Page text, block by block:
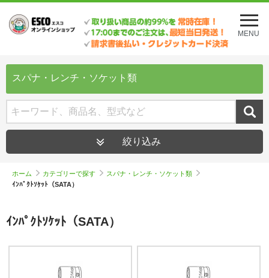
メ
ニ
ュ
を
MENU
スパナ・レンチ・ソケット類
絞り込み
ホーム カテゴリーで探す
スパナ・レンチ・ソケット類
ｲﾝﾊﾟｸﾄｿｹｯﾄ（SATA）
ｲﾝﾊﾟｸﾄｿｹｯﾄ（SATA）